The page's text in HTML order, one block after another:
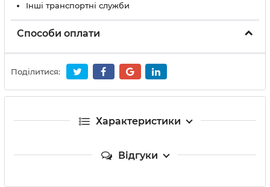
Інші транспортні служби
Способи оплати
Поділитися:
Характеристики
Відгуки